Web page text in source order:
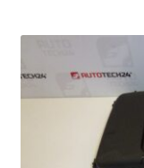
Moje konto